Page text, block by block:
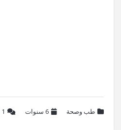
طب وصحة 6 سنوات 1